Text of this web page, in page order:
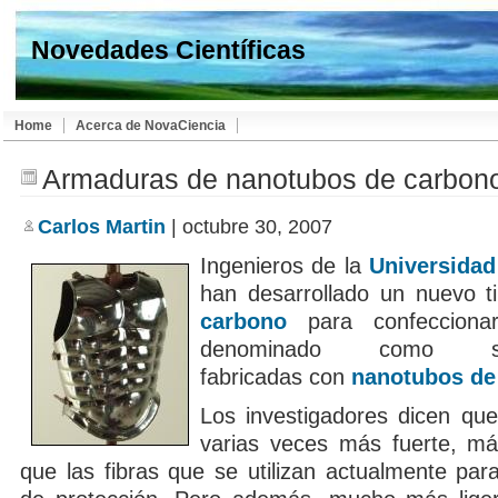
Novedades Científicas
Home Acerca de NovaCiencia
Armaduras de nanotubos de
Carlos Martin | octubre 30, 2007
Ingenieros de la
han desarrollado un nuevo
carbono para
denominado como
fabricadas con nanotubos
Los investigadores dicen
varias veces más fuerte,
que las fibras que se utilizan actualmente